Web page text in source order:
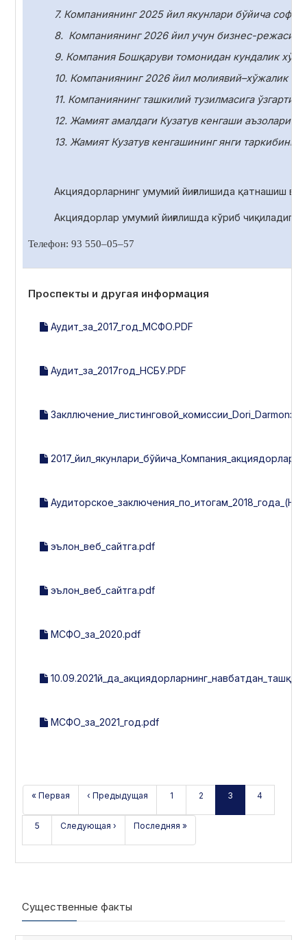
7. Компаниянинг 2025 йил якунлари бўйича соф
8. Компаниянинг 2026 йил учун бизнес-
9. Компания Бошқаруви томонидан кундалик
10. Компаниянинг 2026 йил молиявий–хўжалик
11. Компаниянинг ташкилий тузилмасига
12. Жамият амалдаги Кузатув кенгаши
13. Жамият Кузатув кенгашининг янги таркибини
Акциядорларнинг умумий йиғилишида қатнашиш
Акциядорлар умумий йиғилишда кўриб
Телефон: 93 550–05–57
Проспекты и другая информация
Аудит_за_2017_год_МСФО.PDF
Аудит_за_2017год_НСБУ.PDF
эълон_веб_сайтга.pdf
эълон_веб_сайтга.pdf
МСФО_за_2020.pdf
МСФО_за_2021_год.pdf
« Первая ‹ Предыдущая 1 2 3 4
5 Следующая › Последняя »
Существенные факты